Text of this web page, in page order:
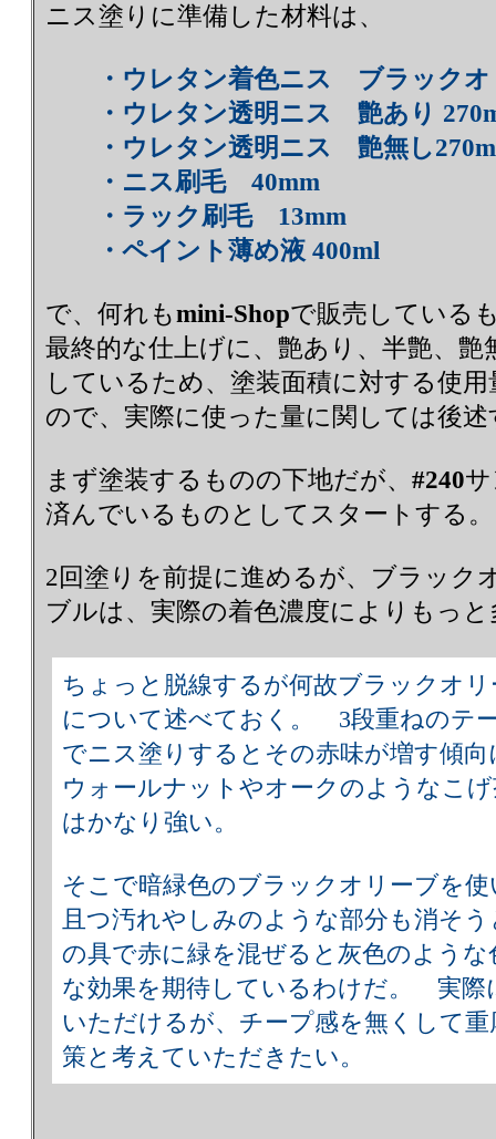
ニス塗りに準備した材料は、
・ウレタン着色ニス ブラックオ
・ウレタン透明ニス 艶あり
・ウレタン透明ニス 艶無し
・ニス刷毛 40mm
・ラック刷毛 13mm
・ペイント薄め液 400ml
で、何れもmini-Shopで販売している
最終的な仕上げに、艶あり、半艶、
しているため、塗装面積に対する使
ので、実際に使った量に関しては後述
まず塗装するものの下地だが、 #240
済んでいるものとしてスタートする。
2回塗りを前提に進めるが、ブラック
ブルは、実際の着色濃度によりもっ
ちょっと脱線するが何故ブラックオ
について述べておく。 3段重ねのテ
でニス塗りするとその赤味が増す傾
ウォールナットやオークのようなこ
はかなり強い。
そこで暗緑色のブラックオリーブを
且つ汚れやしみのような部分も消
の具で赤に緑を混ぜると灰色のよう
な効果を期待しているわけだ。 実際
いただけるが、チープ感を無くして
策と考えていただきたい。